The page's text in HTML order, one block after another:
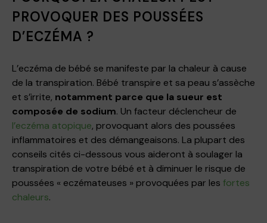
PROVOQUER DES POUSSÉES
D’ECZÉMA ?
L’eczéma de bébé se manifeste par la chaleur à cause
de la transpiration. Bébé transpire et sa peau s’assèche
et s’irrite, notamment parce que la sueur est
composée de sodium. Un facteur déclencheur de
l’eczéma atopique, provoquant alors des poussées
inflammatoires et des démangeaisons. La plupart des
conseils cités ci-dessous vous aideront à soulager la
transpiration de votre bébé et à diminuer le risque de
poussées « eczémateuses » provoquées par les fortes
chaleurs.